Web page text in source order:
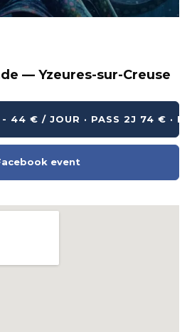
— Yzeures-sur-Creuse
- 44 € / JOUR · PASS 2J 74 € ·
event